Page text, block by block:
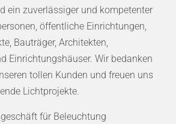
ein zuverlässiger und kompetenter
öffentliche Einrichtungen,
Bauträger, Architekten,
Einrichtungshäuser. Wir bedanken
tollen Kunden und freuen uns
Lichtprojekte.